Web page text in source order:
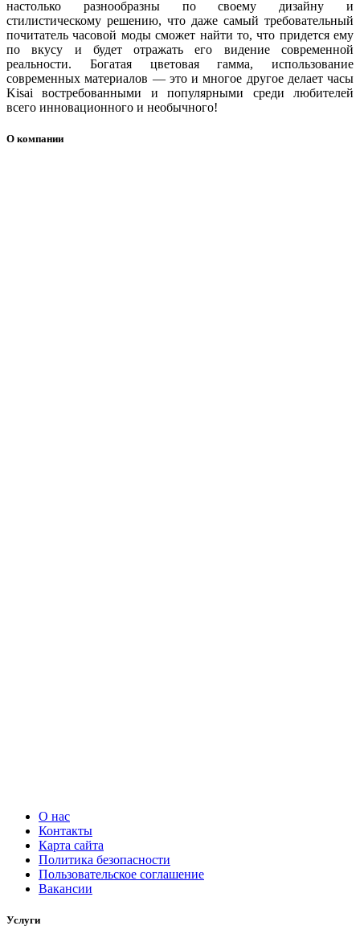
настолько разнообразны по своему дизайну и
стилистическому решению, что даже самый требовательный
почитатель часовой моды сможет найти то, что придется ему
по вкусу и будет отражать его видение современной
реальности. Богатая цветовая гамма, использование
современных материалов — это и многое другое делает часы
Kisai востребованными и популярными среди любителей
всего инновационного и необычного!
О компании
О нас
Контакты
Карта сайта
Политика безопасности
Пользовательское соглашение
Вакансии
Услуги